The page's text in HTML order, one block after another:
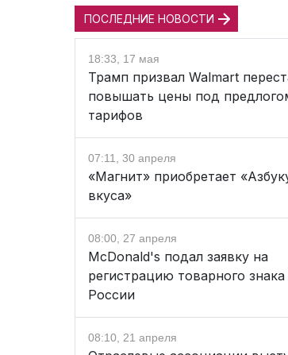
ПОСЛЕДНИЕ НОВОСТИ
18:33, 17 мая
Трамп призвал Walmart
повышать цены под
тарифов
07:11, 30 апреля
«Магнит» приобретает
вкуса»
08:00, 27 апреля
McDonald's подал заявку на
регистрацию товарного знака
России
08:10, 21 апреля